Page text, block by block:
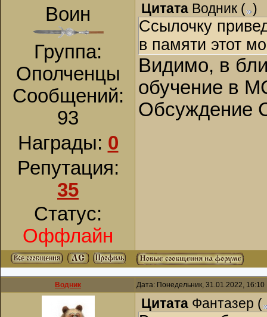
Воин
Группа:
Ополченцы
Сообщений:
93
Награды: 0
Репутация:
35
Статус:
Оффлайн
Цитата Водник ( )
Ссылочку
в памяти этот
Видимо, в
обучение в
Обсуждение
Водник Дата: Понедельник, 31.01.2022,
Цитата Фантазер (